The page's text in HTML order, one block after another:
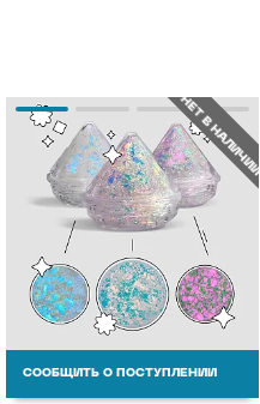
НЕТ В НАЛИЧИИ
СООБЩИТЬ О ПОСТУПЛЕНИИ